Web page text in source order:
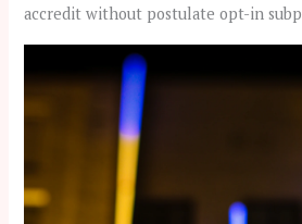
accredit without postulate opt-in